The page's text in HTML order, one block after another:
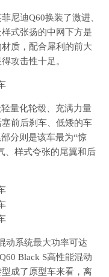
尼迪Q60换装了激进、
式张扬的中网下方是
质，配合犀利的前大
攻击性十足。
量化轮毂、充满力量
前后刹车、低矮的车
分则是该车最为“惊
、样式夸张的尾翼和后
动系统最大功率可达
Black S高性能混动
成了原型车来看，离